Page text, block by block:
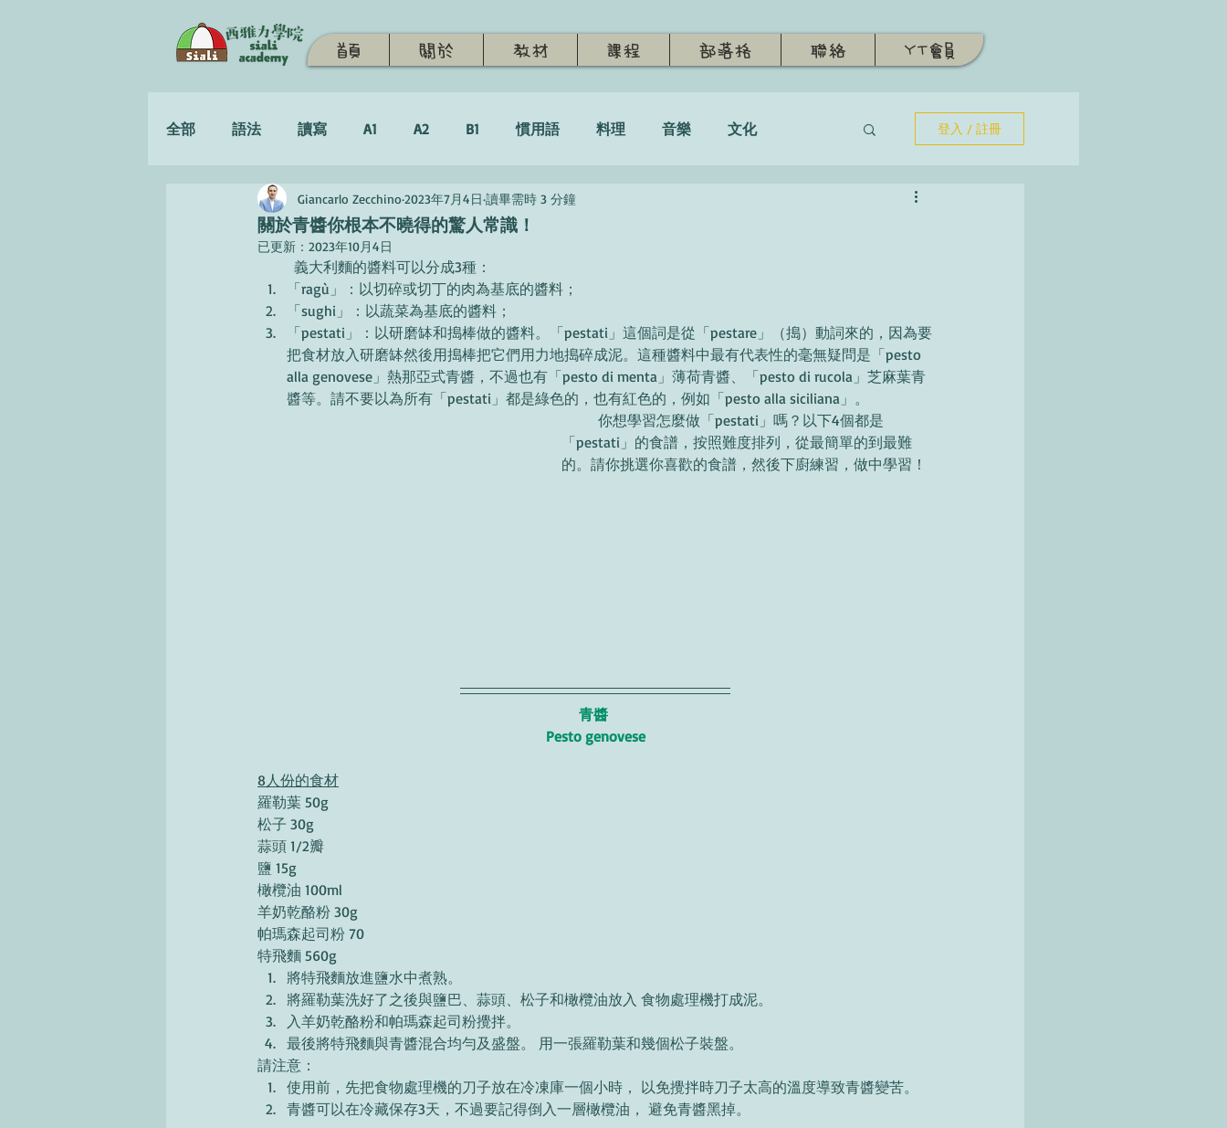
首頁 關於 教材 課程 部落格 聯絡 YT會員
全部 語法 讀寫 A1 A2 B1 慣用語 料理 音樂 文化
學習策略
登入 / 註冊
關於青醬你根本不曉得的驚人常識！
Giancarlo Zecchino 2023年7月4日 讀畢需時 3 分鐘
已更新： 2023年10月4日
	義大利麵的醬料可以分成3種：
「ragù」：以切碎或切丁的肉為基底的醬料；
「sughi」：以蔬菜為基底的醬料；
「pestati」：以研磨缽和搗棒做的醬料。「pestati」這個詞是從「pestare」（搗）動詞來的，因為要
把食材放入研磨缽然後用搗棒把它們用力地搗碎成泥。這種醬料中最有代表性的毫無疑問是「pesto
alla genovese」熱那亞式青醬，不過也有「pesto di menta」薄荷青醬、「pesto di rucola」芝麻葉青
醬等。請不要以為所有「pestati」都是綠色的，也有紅色的，例如「pesto alla siciliana」。
「pestati」的食譜，按照難度排列，從最簡單的到最難
的。請你挑選你喜歡的食譜，然後下廚練習，做中學習！
青醬
Pesto genovese
8人份的食材
羅勒葉 50g
松子 30g
蒜頭 1/2瓣
鹽 15g
橄欖油 100ml
羊奶乾酪粉 30g
帕瑪森起司粉 70
特飛麵 560g
將特飛麵放進鹽水中煮熟。
將羅勒葉洗好了之後與鹽巴、蒜頭、松子和橄欖油放入 食物處理機打成泥。
入羊奶乾酪粉和帕瑪森起司粉攪拌。
最後將特飛麵與青醬混合均勻及盛盤。 用一張羅勒葉和幾個松子裝盤。
請注意：
使用前，先把食物處理機的刀子放在冷凍庫一個小時， 以免攪拌時刀子太高的溫度導致青醬變苦。
青醬可以在冷藏保存3天，不過要記得倒入一層橄欖油， 避免青醬黑掉。